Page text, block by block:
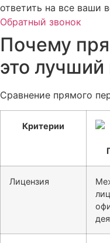
ответить на все ваши
Обратный звонок
Почему
это
Сравнение прямого
Критерии
Лицензия